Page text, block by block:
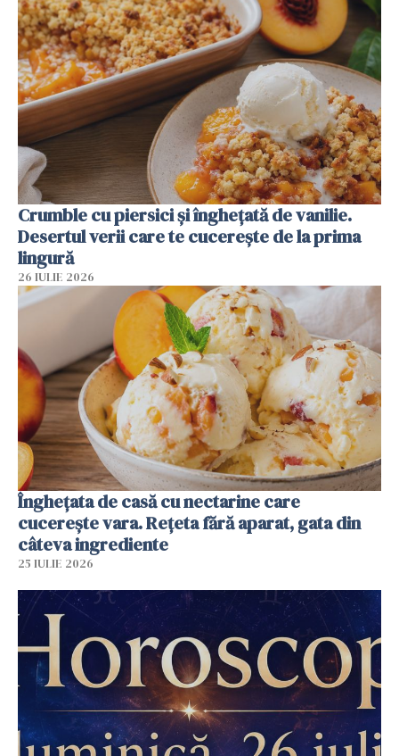
Crumble cu piersici și înghețată de vanilie.
Desertul verii care te cucerește de la prima
lingură
26 IULIE 2026
Înghețata de casă cu nectarine care
cucerește vara. Rețeta fără aparat, gata din
câteva ingrediente
25 IULIE 2026